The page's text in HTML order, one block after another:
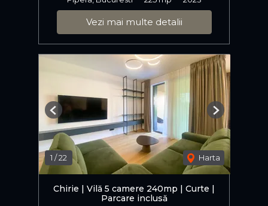
Vezi mai multe detalii
1 /22 Harta
Previous Next
Chirie | Vilă 5 camere 240mp | Curte |
Parcare inclusă